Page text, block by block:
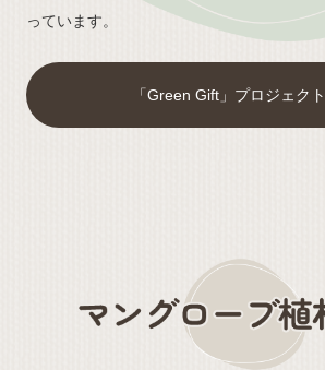
っています。
「Green Gift」プロジェク